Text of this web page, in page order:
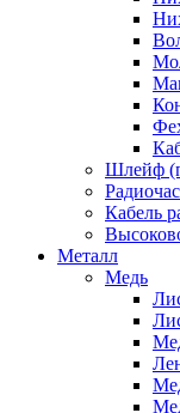
Шлейф
Кабель
Металл
Медь